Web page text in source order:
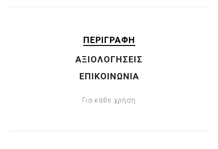
ΠΕΡΙΓΡΑΦΉ
ΑΞΙΟΛΟΓΉΣΕΙΣ
ΕΠΙΚΟΙΝΩΝΊΑ
Για κάθε χρήση